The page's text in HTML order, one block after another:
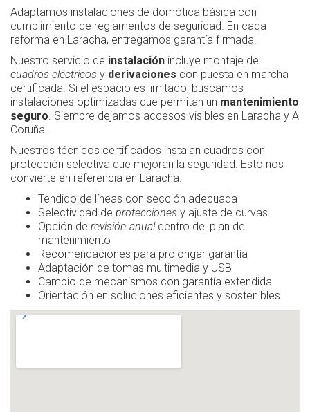
Adaptamos instalaciones de domótica básica con
cumplimiento de reglamentos de seguridad. En cada
reforma en Laracha, entregamos garantía firmada.
Nuestro servicio de instalación incluye montaje de
cuadros eléctricos y derivaciones con puesta en marcha
certificada. Si el espacio es limitado, buscamos
instalaciones optimizadas que permitan un mantenimiento
seguro . Siempre dejamos accesos visibles en Laracha y A
Coruña.
Nuestros técnicos certificados instalan cuadros con
protección selectiva que mejoran la seguridad. Esto nos
convierte en referencia en Laracha.
Tendido de líneas con sección adecuada
Selectividad de protecciones y ajuste de curvas
Opción de revisión anualdentro del plan de
mantenimiento
Recomendaciones para prolongar garantía
Adaptación de tomas multimedia y USB
Cambio de mecanismos con garantía extendida
Orientación en soluciones eficientes y sostenibles